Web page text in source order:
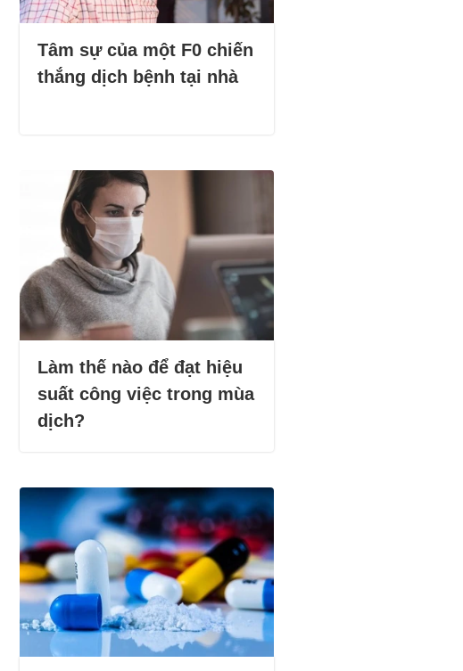
Tâm sự của một F0 chiến
thắng dịch bệnh tại nhà
Làm thế nào để đạt hiệu
suất công việc trong mùa
dịch?